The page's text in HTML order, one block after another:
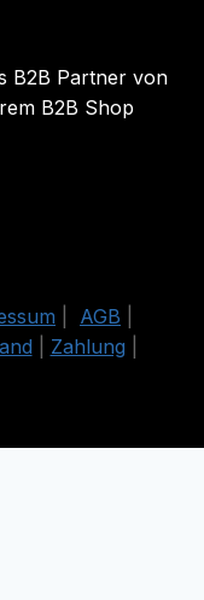
B2B Partner von
B2B Shop
AGB
Zahlung